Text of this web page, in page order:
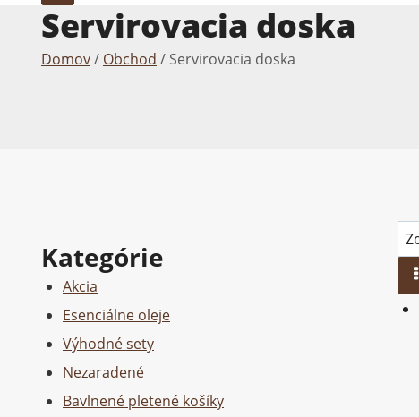
Servirovacia doska
Domov/ Obchod / Servirovacia doska
Kategórie
Akcia
Esenciálne oleje
Výhodné sety
Nezaradené
Bavlnené pletené košíky